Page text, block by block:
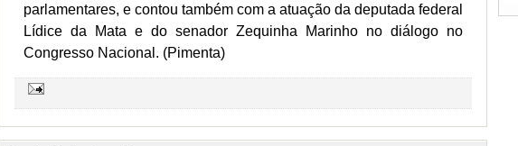
parlamentares, e contou também com a atuação da deputada federal
Lídice da Mata e do senador Zequinha Marinho no diálogo no
Congresso Nacional. (Pimenta)